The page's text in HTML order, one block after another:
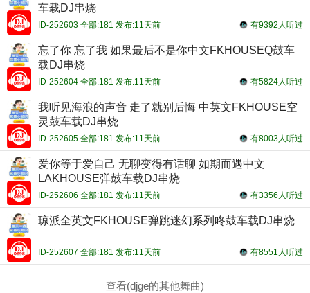
车载DJ串烧
有9392人听过
ID-252603 全部:181 发布:11天前
忘了你 忘了我 如果最后不是你中文FKHOUSEQ鼓车
载DJ串烧
有5824人听过
ID-252604 全部:181 发布:11天前
我听见海浪的声音 走了就别后悔 中英文FKHOUSE空
灵鼓车载DJ串烧
有8003人听过
ID-252605 全部:181 发布:11天前
爱你等于爱自己 无聊变得有话聊 如期而遇中文
LAKHOUSE弹鼓车载DJ串烧
有3356人听过
ID-252606 全部:181 发布:11天前
琼派全英文FKHOUSE弹跳迷幻系列咚鼓车载DJ串烧
有8551人听过
ID-252607 全部:181 发布:11天前
查看(djge的其他舞曲)